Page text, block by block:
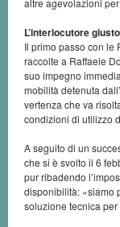
altre agevolazioni
L’interlocutore giusto
Il primo passo con le
raccolte a Raffaele
suo impegno
mobilità detenuta
vertenza che va
condizioni di utilizzo
A seguito di un
che si è svolto il 6
pur ribadendo
disponibilità: «siamo
soluzione tecnica per